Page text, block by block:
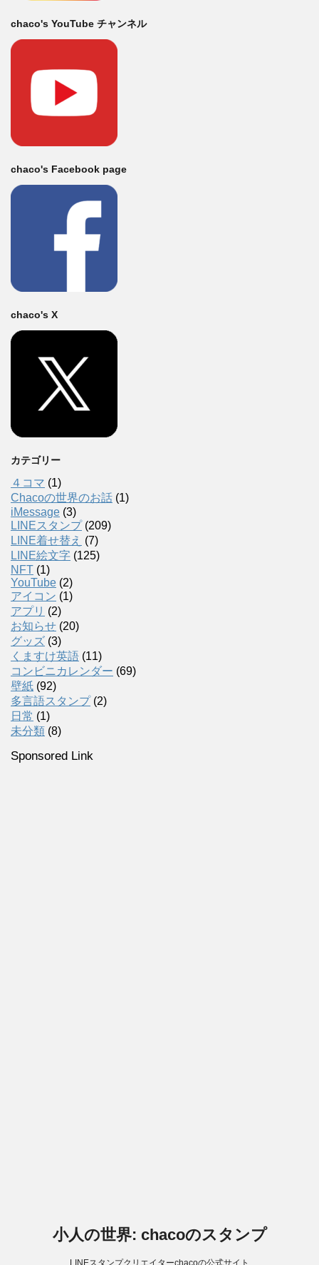
chaco's YouTube チャンネル
chaco's Facebook page
chaco's X
カテゴリー
４コマ (1)
Chacoの世界のお話 (1)
iMessage (3)
LINEスタンプ(209)
LINE着せ替え (7)
LINE絵文字 (125)
NFT (1)
YouTube (2)
アイコン (1)
アプリ (2)
お知らせ (20)
グッズ (3)
くますけ英語 (11)
コンビニカレンダー (69)
壁紙 (92)
多言語スタンプ(2)
日常 (1)
未分類 (8)
Sponsored Link
小人の世界: chacoのスタンプ
LINEスタンプクリエイターchacoの公式サイト